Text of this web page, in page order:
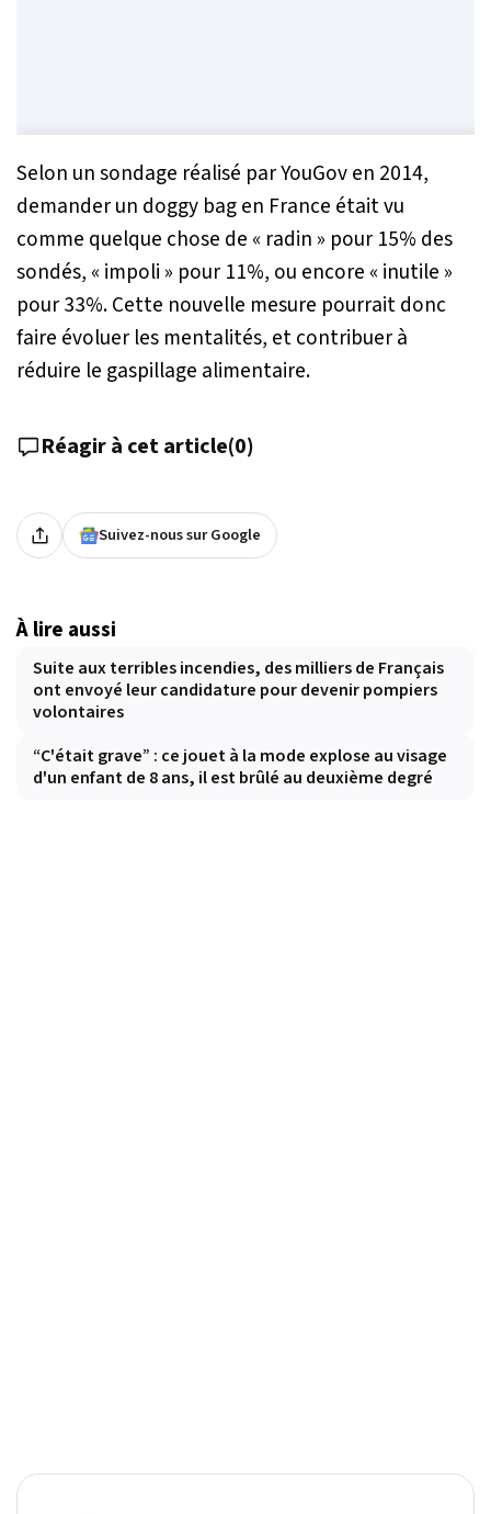
Selon un sondage réalisé par YouGov en 2014,
demander un doggy bag en France était vu
comme quelque chose de « radin » pour 15% des
sondés, « impoli » pour 11%, ou encore « inutile »
pour 33%. Cette nouvelle mesure pourrait donc
faire évoluer les mentalités, et contribuer à
réduire le gaspillage alimentaire.
Réagir à cet article(0)
Suivez-nous sur Google
À lire aussi
Suite aux terribles incendies, des milliers de Français
ont envoyé leur candidature pour devenir pompiers
volontaires
“C'était grave” : ce jouet à la mode explose au visage
d'un enfant de 8 ans, il est brûlé au deuxième degré